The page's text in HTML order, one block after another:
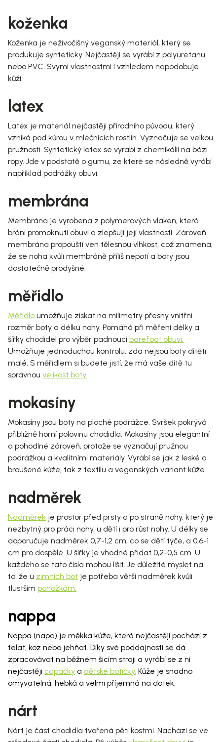
koženka
Koženka je neživočišný veganský materiál, který se
produkuje synteticky. Nejčastěji se vyrábí z polyuretanu
nebo PVC. Svými vlastnostmi i vzhledem napodobuje
kůži.
latex
Latex je materiál nejčastěji přírodního původu, který
vzniká pod kůrou v mléčnicích rostlin. Vyznačuje se velkou
pružností. Syntetický latex se vyrábí z chemikálií na bázi
ropy. Jde v podstatě o gumu, ze které se následně vyrábí
například podrážky obuvi.
membrána
Membrána je vyrobena z polymerových vláken, která
brání promoknutí obuvi a zlepšují její vlastnosti. Zároveň
membrána propouští ven tělesnou vlhkost, což znamená,
že se noha kvůli membráně příliš nepotí a boty jsou
dostatečně prodyšné.
měřidlo
Měřidlo umožňuje získat na milimetry přesný vnitřní
rozměr boty a délku nohy. Pomáhá při měření délky a
šířky chodidel pro výběr padnoucí barefoot obuvi.
Umožňuje jednoduchou kontrolu, zda nejsou boty dítěti
malé. S měřidlem si budete jistí, že má vaše dítě tu
správnou velikost boty.
mokasíny
Mokasíny jsou boty na ploché podrážce. Svršek pokrývá
přibližně horní polovinu chodidla. Mokasíny jsou elegantní
a pohodlné zároveň, protože se vyznačují pružnou
podrážkou a kvalitními materiály. Vyrábí se jak z leské a
broušené kůže, tak z textilu a veganských variant kůže.
nadměrek
Nadměrek je prostor před prsty a po straně nohy, který je
nezbytný pro práci nohy, u dětí i pro růst nohy. U délky se
doporučuje nadměrek 0,7-1,2 cm, co se dětí týče, a 0,6-1
cm pro dospělé. U šířky je vhodné přidat 0,2-0,5 cm. U
každého se tato čísla mohou lišit. Je důležité myslet na
to, že u zimních bot je potřeba větší nadměrek kvůli
tlustším ponožkám.
nappa
Nappa (napa) je měkká kůže, která nejčastěji pochází z
telat, koz nebo jehňat. Díky své poddajnosti se dá
zpracovávat na běžném šicím stroji a vyrábí se z ní
nejčastěji capáčky a dětské botičky. Kůže je snadno
omyvatelná, hebká a velmi příjemná na dotek.
nárt
Nárt je část chodidla tvořená pěti kostmi. Nachází se ve